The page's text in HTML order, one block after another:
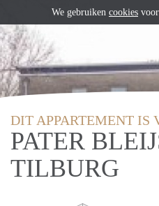
DIT APPARTEMENT IS
PATER
TILBURG
We gebruiken cookies